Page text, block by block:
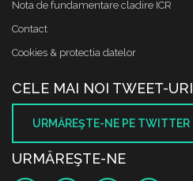
Nota de fundamentare cladire ICR
Contact
Cookies & protectia datelor
CELE MAI NOI TWEET-URI
URMĂREŞTE-NE PE TWITTER
URMĂREŞTE-NE